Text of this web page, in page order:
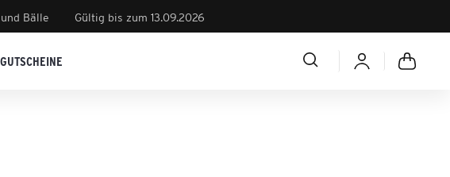
Bälle Gültig bis zum 13.09.2026
GUTSCHEINE